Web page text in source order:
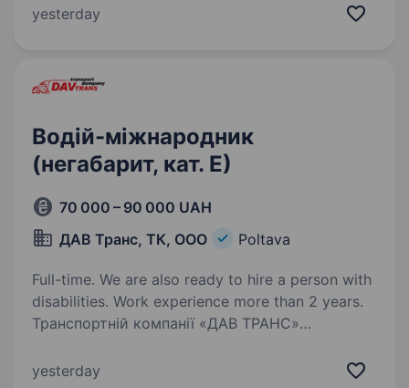
найкращими продуктами харчування від
yesterday
Водій-міжнародник
(негабарит, кат. Е)
70 000 – 90 000 UAH
ДАВ Транс, ТК, ООО
Poltava
Full-time. We are also ready to hire a person with
disabilities. Work experience more than 2 years.
Транспортній компанії «ДАВ ТРАНС»
міжнародник категорії «Е» Важливо: Досвід
yesterday